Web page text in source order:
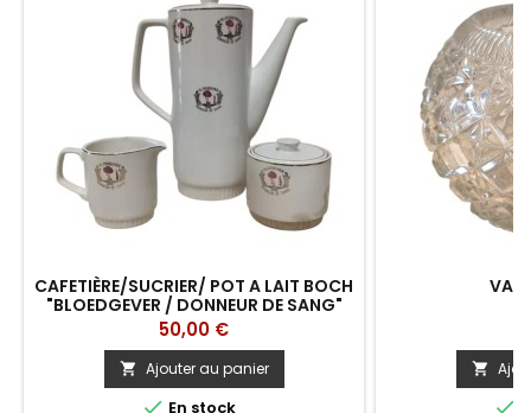
CAFETIÈRE/SUCRIER/ POT A LAIT BOCH
"BLOEDGEVER / DONNEUR DE SANG"
Prix
50,00 €
 Ajouter au panier
 En stock

